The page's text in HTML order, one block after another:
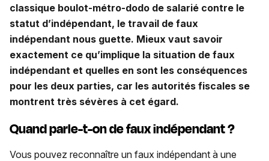
classique boulot-métro-dodo de salarié contre le
statut d’indépendant, le travail de faux
indépendant nous guette. Mieux vaut savoir
exactement ce qu’implique la situation de faux
indépendant et quelles en sont les conséquences
pour les deux parties, car les autorités fiscales se
montrent très sévères à cet égard.
Quand parle-t-on de faux indépendant ?
Vous pouvez reconnaître un faux indépendant à une